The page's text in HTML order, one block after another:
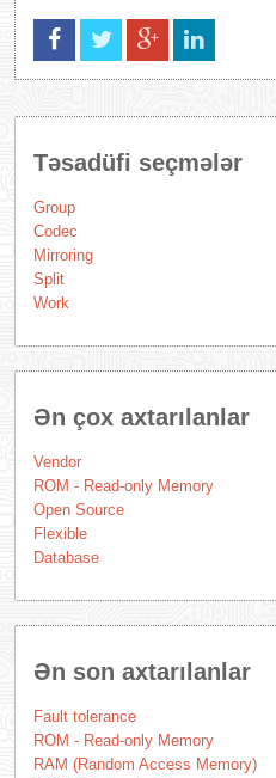
Təsadüfi seçmələr
Group
Codec
Mirroring
Split
Work
Ən çox axtarılanlar
Vendor
ROM - Read-only Memory
Open Source
Flexible
Database
Ən son axtarılanlar
Fault tolerance
ROM - Read-only Memory
RAM (Random Access Memory)